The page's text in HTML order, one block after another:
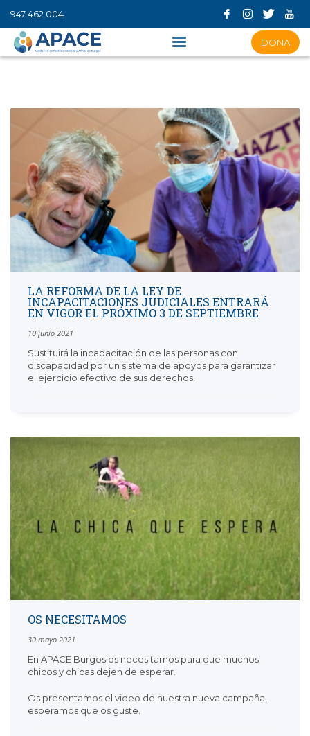
947 462 004
DONA
LA REFORMA DE LA LEY DE
INCAPACITACIONES JUDICIALES ENTRARÁ
EN VIGOR EL PRÓXIMO 3 DE SEPTIEMBRE
10 junio 2021
Sustituirá la incapacitación de las personas con
discapacidad por un sistema de apoyos para garantizar
el ejercicio efectivo de sus derechos.
OS NECESITAMOS
30 mayo 2021
En APACE Burgos os necesitamos para que muchos
chicos y chicas dejen de esperar.
Os presentamos el video de nuestra nueva campaña,
esperamos que os guste.